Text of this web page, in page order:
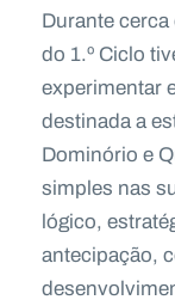
Durante
do 1.º Ciclo
experimentar
destinada a
Dominório e
simples nas
lógico,
antecipação,